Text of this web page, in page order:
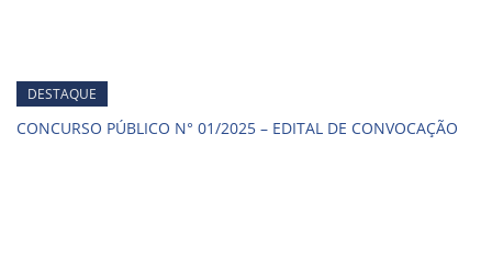
DESTAQUE
CONCURSO PÚBLICO N° 01/2025 – EDITAL DE CONVOCAÇÃO